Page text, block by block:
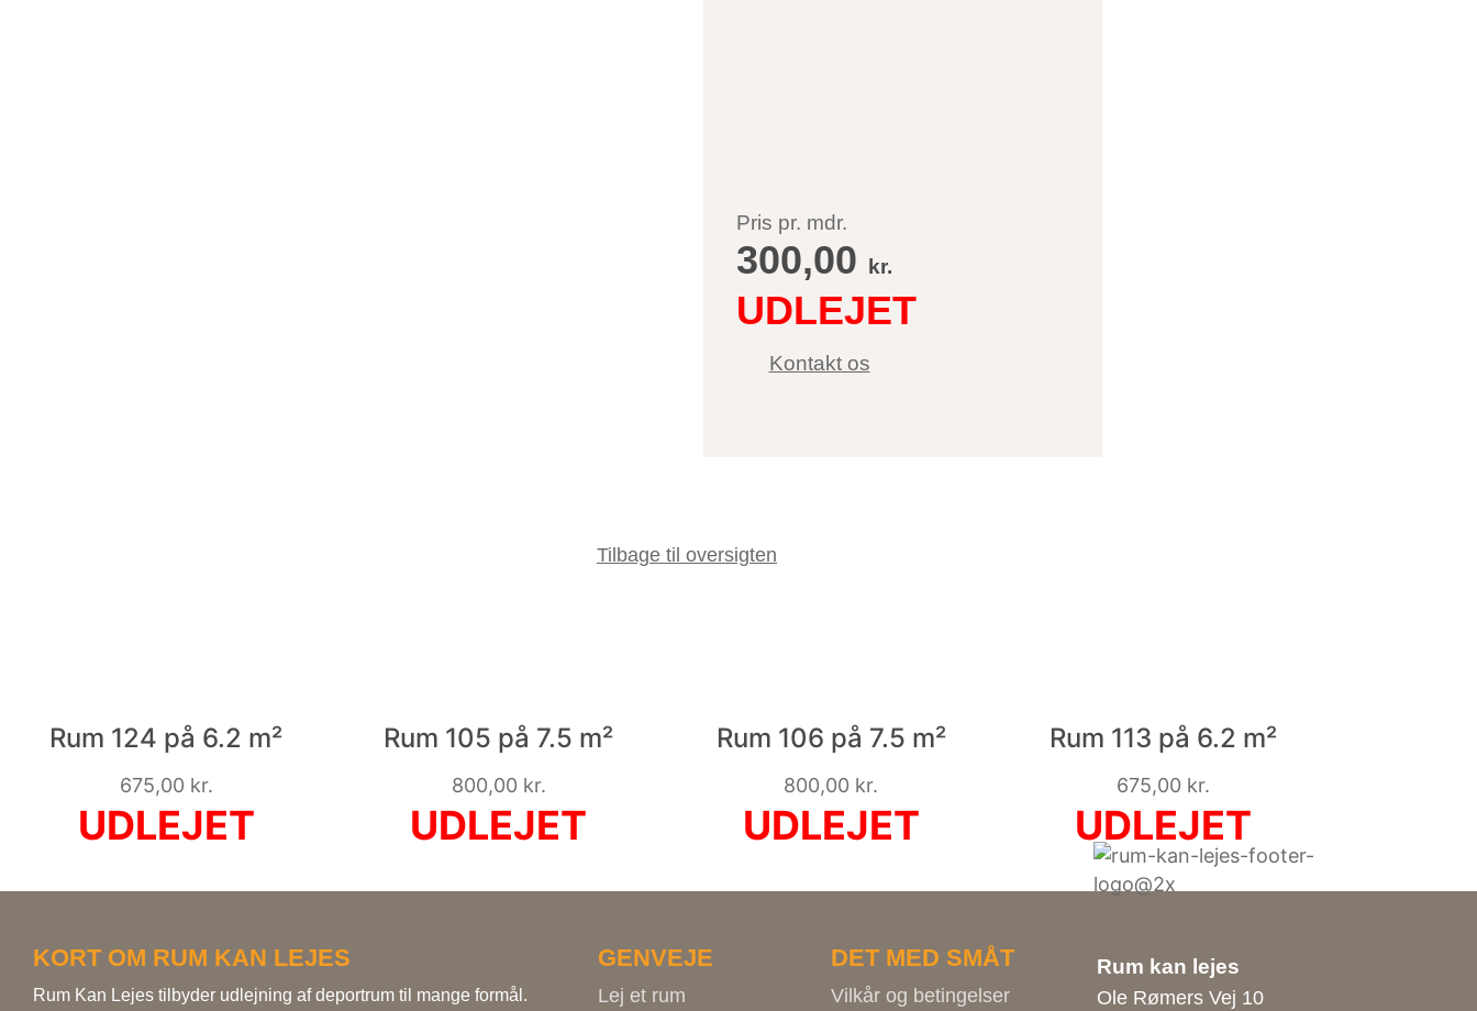
Pris pr. mdr.
300,00 kr.
Kontakt os
Tilbage til oversigten
Rum 124 på 6.2 m²
675,00 kr.
Rum 105 på 7.5 m²
800,00 kr.
Rum 106 på 7.5 m²
800,00 kr.
Rum 113 på 6.2 m²
675,00 kr.
KORT OM RUM KAN LEJES
Rum Kan Lejes tilbyder udlejning af deportrum til mange formål.
GENVEJE
Lej et rum
DET MED SMÅT
Vilkår og betingelser
Rum kan lejes
Ole Rømers Vej 10